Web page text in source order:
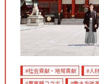
#社会貢献・地域貢献 #人